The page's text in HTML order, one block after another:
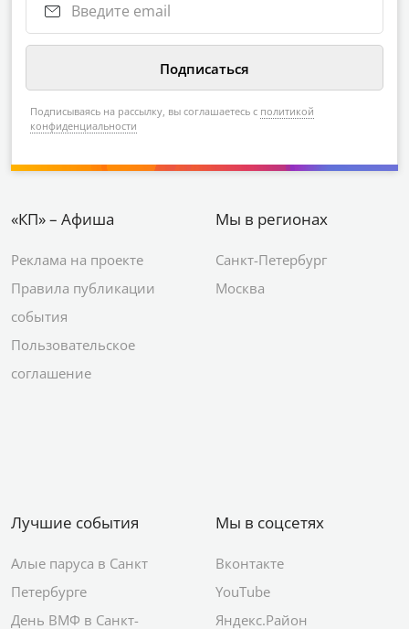
Подписываясь на рассылку, вы соглашаетесь с политикой
конфиденциальности
«КП» – Афиша
Реклама на проекте
Правила публикации
события
Пользовательское
соглашение
Мы в регионах
Санкт-Петербург
Москва
Лучшие события
Алые паруса в Санкт
Петербурге
День ВМФ в Санкт-
Мы в соцсетях
Вконтакте
YouTube
Яндекс.Район